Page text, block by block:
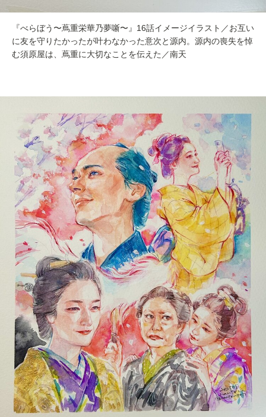
『べらぼう〜蔦重栄華乃夢噺〜』16話イメージイラスト／お互い
に友を守りたかったが叶わなかった意次と源内。源内の喪失を悼
む須原屋は、蔦重に大切なことを伝えた／南天